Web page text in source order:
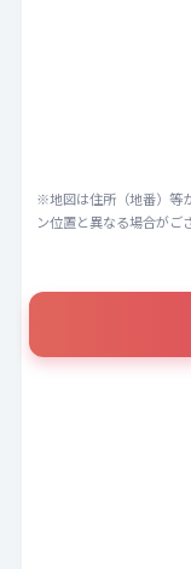
※地図は住所（地番）等
ン位置と異なる場合がご